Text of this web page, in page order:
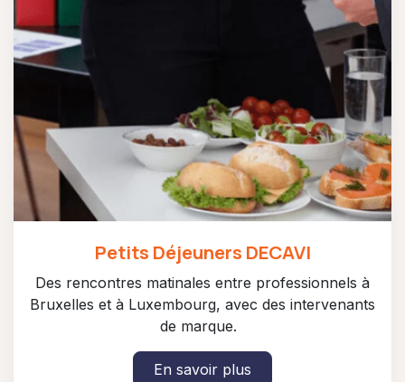
Petits Déjeuners DECAVI
Des rencontres matinales entre professionnels à
Bruxelles et à Luxembourg, avec des intervenants
de marque.
En savoir plus